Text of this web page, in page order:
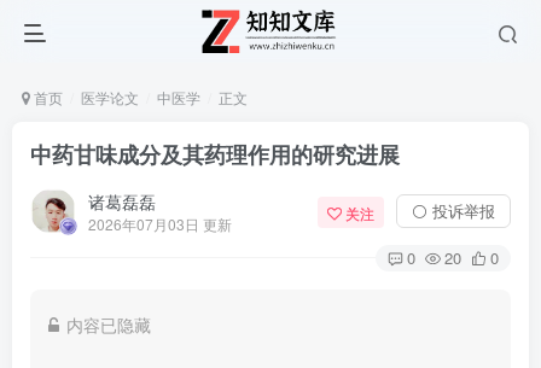
首页 医学论文 中医学 正文
中药甘味成分及其药理作用的研究进展
诸葛磊磊
2026年07月03日 更新
关注 ⚪ 投诉举报
0 20 0
内容已隐藏